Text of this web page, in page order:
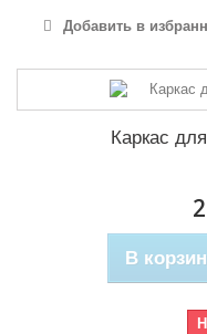
Добавить в
Каркас
В